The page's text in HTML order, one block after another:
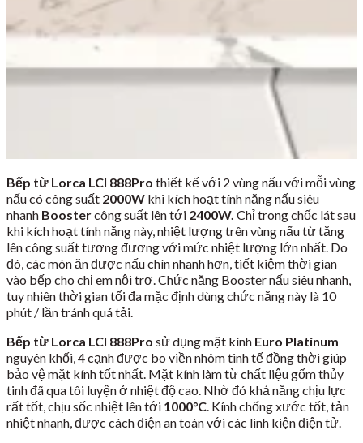
Bếp từ Lorca LCI 888Pro thiết kế với 2 vùng nấu với mỗi vùng
nấu có công suất 2000W khi kích hoạt tính năng nấu siêu
nhanh Boostercông suất lên tới 2400W. Chỉ trong chốc lát sau
khi kích hoạt tính năng này, nhiệt lượng trên vùng nấu từ tăng
lên công suất tương đương với mức nhiệt lượng lớn nhất. Do
đó, các món ăn được nấu chín nhanh hơn, tiết kiệm thời gian
vào bếp cho chị em nội trợ. Chức năng Booster nấu siêu nhanh,
tuy nhiên thời gian tối đa mặc định dùng chức năng này là 10
phút / lần tránh quá tải.
Bếp từ Lorca LCI 888Pro sử dụng mặt kính Euro Platinum
nguyên khối, 4 cạnh được bo viền nhôm tinh tế đồng thời giúp
bảo vệ mặt kính tốt nhất. Mặt kính làm từ chất liệu gốm thủy
tinh đã qua tôi luyện ở nhiệt độ cao. Nhờ đó khả năng chịu lực
rất tốt, chịu sốc nhiệt lên tới 1000°C. Kính chống xước tốt, tản
nhiệt nhanh, được cách điện an toàn với các linh kiện điện tử.